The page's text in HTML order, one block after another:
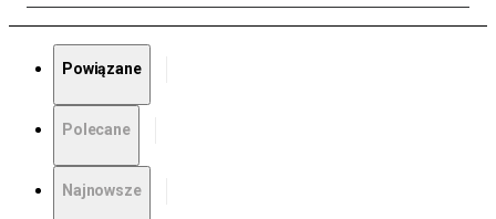
Powiązane
Polecane
Najnowsze